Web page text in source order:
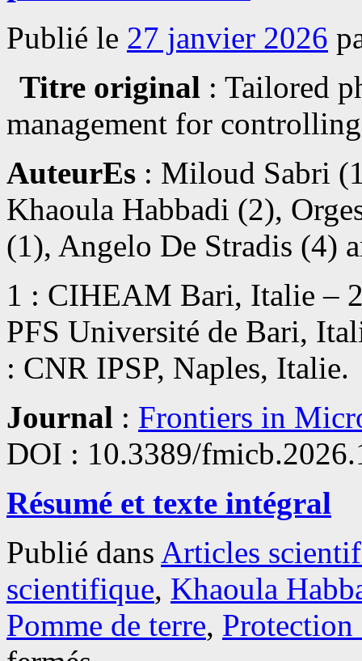
les
traits
de
de
différents
colza
vers
une
durabilité
adaptative
culture
dans
les
régions
arides
Publié le 27 janvier 2026
Titre original : Tailored
management for
AuteurEs : Miloud Sabri
Khaoula Habbadi (2),
(1), Angelo De Stradis (4)
1 : CIHEAM Bari, Italie –
PFS Université de Bari,
: CNR IPSP, Naples, Italie.
Journal : Frontiers in
DOI : 10.3389/
Résumé et texte intégral
Publié dans Articles
scientifique, Khaoula
Pomme de terre, Protection